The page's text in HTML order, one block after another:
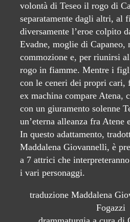
volontà di Teseo il rogo di
separatamente dagli altri, al
diversamente l’eroe colpito
Evadne, moglie di Capaneo,
commozione e, per riunirsi
rogo in fiamme. Mentre i
con le ceneri dei propri cari,
ex machina compare Atena,
con un giuramento solenne
un’eterna alleanza fra Atene
In questo adattamento,
Maddalena Giovannelli, è
a 7 attrici che
i vari personaggi.
traduzione Maddalena
Fogazzi